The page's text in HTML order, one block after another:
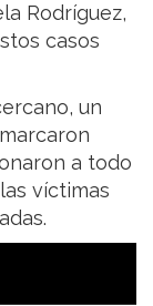
Rodríguez,
casos
un
a todo
víctimas